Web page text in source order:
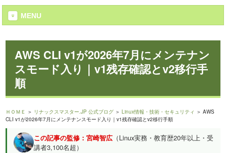
MENU
AWS CLI v1が2026年7月にメンテナン
スモード入り｜v1残存確認とv2移行手
順
ＨＯＭＥ ＞ リナックスマスター.JP 公式ブログ ＞Linux情報・技術・セキュリティ ＞ AWS
CLI v1が2026年7月にメンテナンスモード入り｜v1残存確認とv2移行手順
この記事の監修：宮崎智広 （Linux実務・教育歴20年以上・受
講者3,100名超）